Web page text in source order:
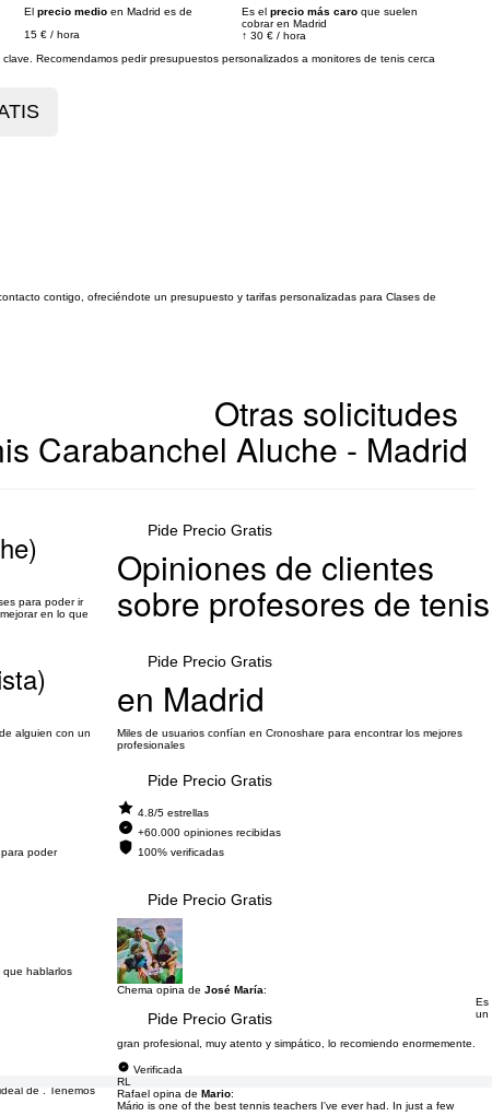
El precio medio en Madrid es de
15 € / hora
Es el precio más caro que suelen
cobrar en Madrid
↑ 30 € / hora
Recomendamos pedir presupuestos personalizados a monitores de tenis cerca
contigo, ofreciéndote un presupuesto y tarifas personalizadas para Clases de
Otras solicitudes
Carabanchel Aluche - Madrid
para poder ir
en lo que
Pide Precio Gratis
alguien con un
Pide Precio Gratis
poder
Pide Precio Gratis
que hablarlos
Pide Precio Gratis
de . Tenemos
Pide Precio Gratis
Opiniones de clientes
sobre profesores de tenis
en Madrid
Miles de usuarios confían en Cronoshare para encontrar los mejores
profesionales
4.8/5 estrellas
+60.000 opiniones recibidas
100% verificadas
Chema opina de José María:
Es
un
gran profesional, muy atento y simpático, lo recomiendo enormemente.
Verificada
RL
Rafael opina de Mario:
Mário is one of the best tennis teachers I've ever had. In just a few